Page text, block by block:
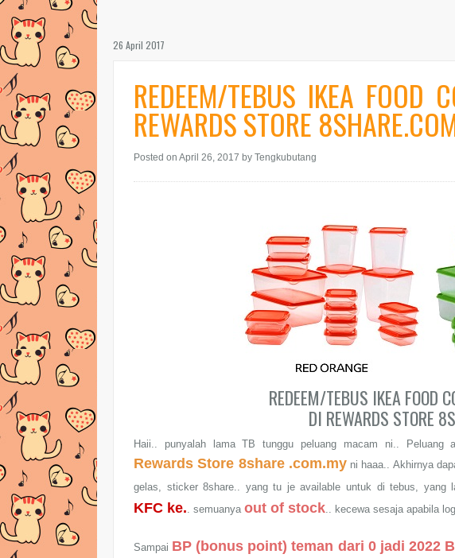
26 April 2017
REDEEM/TEBUS IKEA
REWARDS STORE
Posted on April 26, 2017 by Tengkubutang
REDEEM/TEBUS IKEA FOOD
DI REWARDS STORE
Haii.. punyalah lama TB tunggu peluang macam ni.. Peluang
Rewards Store 8share .com.myni haaa.. Akhirnya
gelas, sticker 8share.. yang tu je available untuk di tebus, yang
KFC ke.. semuanya out of stock.. kecewa sesaja apabila
Sampai BP (bonus point) teman dari 0 jadi 2022